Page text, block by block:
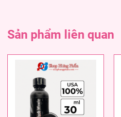
Sản phẩm liên quan